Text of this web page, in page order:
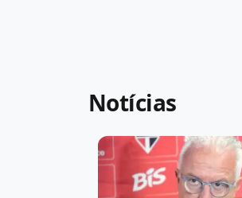
Notícias